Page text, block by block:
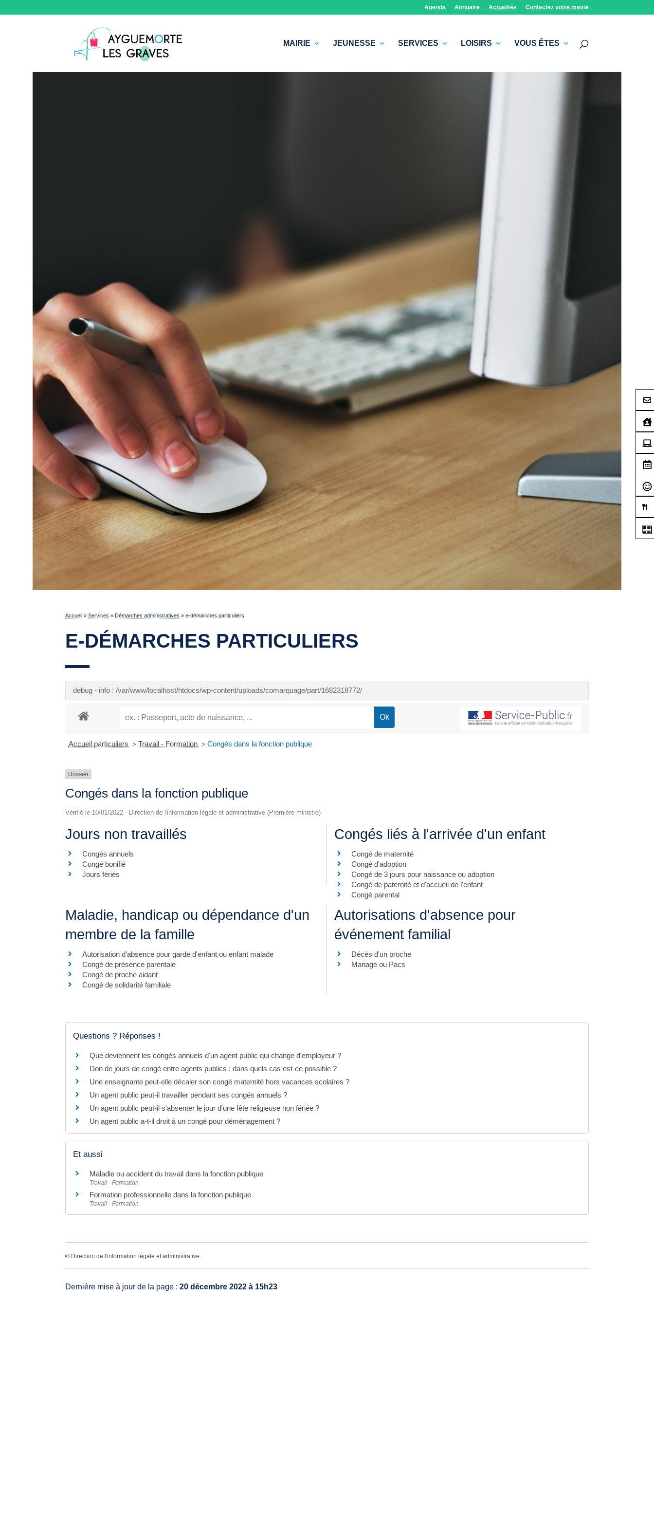
Agenda Annuaire Actualités Contactez votre mairie
MAIRIE JEUNESSE SERVICES LOISIRS VOUS ÊTES
Accueil »Services » Démarches administratives »e-démarches particuliers
E-DÉMARCHES PARTICULIERS
debug - info : /var/www/localhost/htdocs/wp-content/uploads/comarquage/part/1682318772/
Accueil particuliers > Travail - Formation > Congés dans la fonction publique
Dossier
Congés dans la fonction publique
Vérifié le 10/01/2022 - Direction de l'information légale et administrative (Première ministre)
Jours non travaillés
Congés annuels
Congé bonifié
Jours fériés
Congés liés à l'arrivée d'un enfant
Congé de maternité
Congé d'adoption
Congé de 3 jours pour naissance ou adoption
Congé de paternité et d'accueil de l'enfant
Congé parental
Maladie, handicap ou dépendance d'un
membre de la famille
Autorisation d'absence pour garde d'enfant ou enfant malade
Congé de présence parentale
Congé de proche aidant
Congé de solidarité familiale
Autorisations d'absence pour
événement familial
Décès d'un proche
Mariage ou Pacs
Questions ? Réponses !
Que deviennent les congés annuels d'un agent public qui change d'employeur ?
Don de jours de congé entre agents publics : dans quels cas est-ce possible ?
Une enseignante peut-elle décaler son congé maternité hors vacances scolaires ?
Un agent public peut-il travailler pendant ses congés annuels ?
Un agent public peut-il s'absenter le jour d'une fête religieuse non fériée ?
Un agent public a-t-il droit à un congé pour déménagement ?
Et aussi
Maladie ou accident du travail dans la fonction publique
Travail - Formation
Formation professionnelle dans la fonction publique
Travail - Formation
© Direction de l'information légale et administrative
Dernière mise à jour de la page :20 décembre 2022 à 15h23